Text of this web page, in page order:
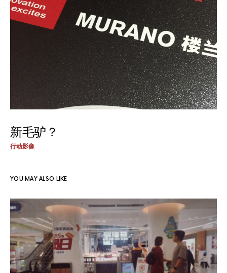
新毛驴？
行动影像
YOU MAY ALSO LIKE